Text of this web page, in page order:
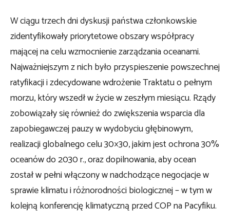
W ciągu trzech dni dyskusji państwa członkowskie
zidentyfikowały priorytetowe obszary współpracy
mającej na celu wzmocnienie zarządzania oceanami.
Najważniejszym z nich było przyspieszenie powszechnej
ratyfikacji i zdecydowane wdrożenie Traktatu o pełnym
morzu, który wszedł w życie w zeszłym miesiącu. Rządy
zobowiązały się również do zwiększenia wsparcia dla
zapobiegawczej pauzy w wydobyciu głębinowym,
realizacji globalnego celu 30×30, jakim jest ochrona 30%
oceanów do 2030 r., oraz dopilnowania, aby ocean
został w pełni włączony w nadchodzące negocjacje w
sprawie klimatu i różnorodności biologicznej – w tym w
kolejną konferencję klimatyczną przed COP na Pacyfiku.